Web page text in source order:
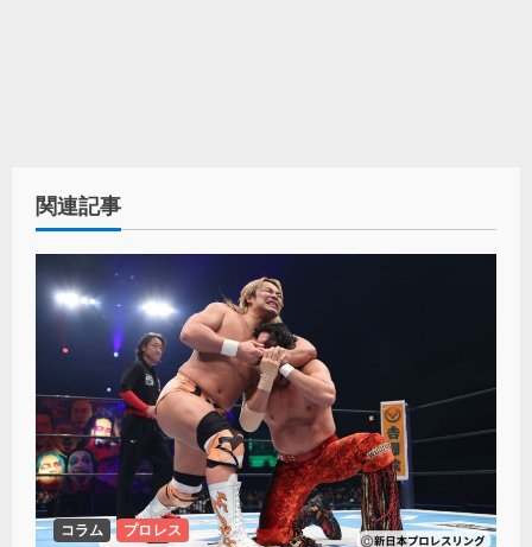
関連記事
コラム プロレス